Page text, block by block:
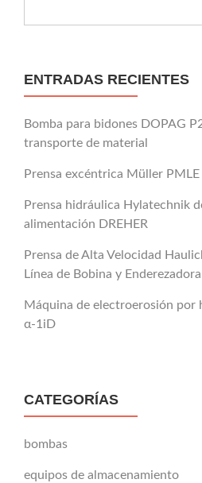
ENTRADAS RECIENTES
Bomba para bidones DOPAG
transporte de material
Prensa excéntrica Müller
Prensa hidráulica Hylatechnik
alimentación DREHER
Prensa de Alta Velocidad
Línea de Bobina y Enderezadora
Máquina de electroerosión por
α-1iD
CATEGORÍAS
bombas
equipos de almacenamiento